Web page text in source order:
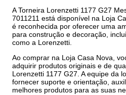
A Torneira Lorenzetti 1177 G27
7011211 está disponível na Loja
é reconhecida por oferecer uma
para construção e decoração,
como a Lorenzetti.
Ao comprar na Loja Casa Nova,
adquirir produtos originais e de
Lorenzetti 1177 G27. A equipe da
fornecer suporte e orientação,
melhores produtos para as suas